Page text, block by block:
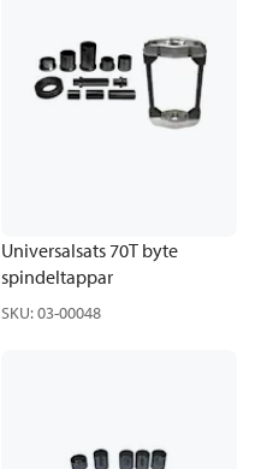
Universalsats 70T byte
spindeltappar
SKU:03-00048